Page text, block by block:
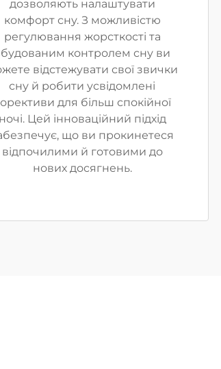
дозволяють налаштувати
комфорт сну. З можливістю
регулювання жорсткості та
контролем сну ви
відстежувати свої звички
сну й робити усвідомлені
для більш спокійної
ночі. Цей інноваційний підхід
що ви прокинетеся
відпочилими й готовими до
нових досягнень.